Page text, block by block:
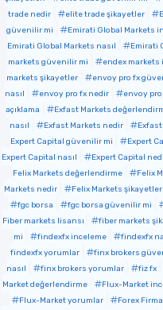
trade nedir
elite trade şikayetler
güvenilir mi
Emirati Global Markets
Emirati Global Markets nasıl
Emirati
markets güvenilir mi
endex markets
markets şikayetler
envoy pro fx
nasıl
envoy pro fx nedir envoy
açıklama
Exfast Markets
nasıl
Exfast Markets nedir Exfast
Expert Capital güvenilir mi
Expert
Expert Capital nasıl
Expert Capital
Felix Markets değerlendirme
Felix
Markets nedir
Felix Markets şikayetler
fgc borsa
fgc borsa güvenilir mi
Fiber markets lisansı
fiber markets
mi
findexfx inceleme findexfx
findexfx yorumlar
finx brokers
nasıl
finx brokers yorumlar fiz fx
Market değerlendirme
Flux-Market
Flux-Market yorumlar
Forex